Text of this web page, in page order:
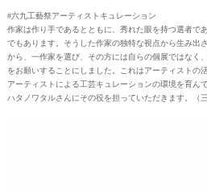
#六九工藝祭アーティストキュレーション
作家は作り手であるとともに、秀れた眼を持つ選者で
でもあります。そうした作家の独特な視点から生み出
から、一作家を選び、その方には自らの個展ではなく
をお願いすることにしました。これはアーティストの
アーティストによる工芸キュレーションの環境を育ん
ハタノワタルさんにその役を担っていただきます。（三